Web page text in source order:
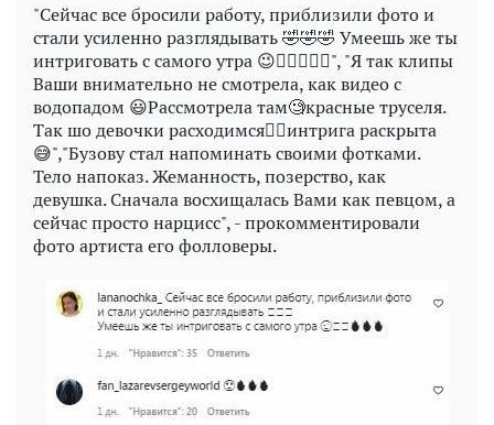
"Сейчас все бросили работу, приблизили фото и
стали усиленно разглядывать 🤣🤣🤣 Умеешь же ты
интриговать с самого утра 😉👍🏻🔥🔥🔥", "Я так клипы
Ваши внимательно не смотрела, как видео с
водопадом 😃Рассмотрела там🧐красные труселя.
Так шо девочки расходимся👌🏻интрига раскрыта
😅","Бузову стал напоминать своими фотками.
Тело напоказ. Жеманность, позерство, как
девушка. Сначала восхищалась Вами как певцом, а
сейчас просто нарцисс", - прокомментировали
фото артиста его фолловеры.